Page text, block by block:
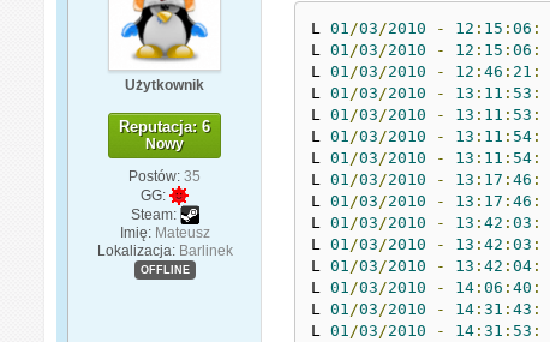
Użytkownik
Reputacja: 6
Nowy
Postów: 35
GG:
Steam:
Imię: Mateusz
Lokalizacja: Barlinek
OFFLINE
L 01/03/2010 - 12 : 15 :06 :
L 01/03/2010 - 12 : 15 :06 :
L 01/03/2010 - 12 :46 : 21 :
L 01/03/2010 - 13 : 11 : 53 :
L 01/03/2010 - 13 : 11 : 53 :
L 01/03/2010 - 13 : 11 : 54 :
L 01/03/2010 - 13 : 11 : 54 :
L 01/03/2010 - 13 : 17 :46 :
L 01/03/2010 - 13 : 17 :46 :
L 01/03/2010 - 13 :42 :03 :
L 01/03/2010 - 13 :42 :03 :
L 01/03/2010 - 13 :42 :04 :
L 01/03/2010 - 14 :06 :40 :
L 01/03/2010 - 14 :31 :43 :
L 01/03/2010 - 14 :31 : 53 :